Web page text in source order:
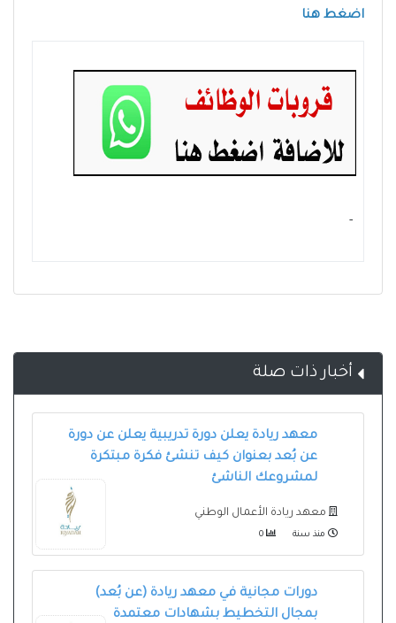
اضغط هنا
- ‏
أخبار ذات صلة
معهد ريادة يعلن دورة تدريبية يعلن عن دورة
عن بُعد بعنوان كيف تنشئ فكرة مبتكرة
لمشروعك الناشئ
معهد ريادة الأعمال الوطني
منذ سنة
دورات مجانية في معهد ريادة (عن بُعد)
بمجال التخطيط بشهادات معتمدة